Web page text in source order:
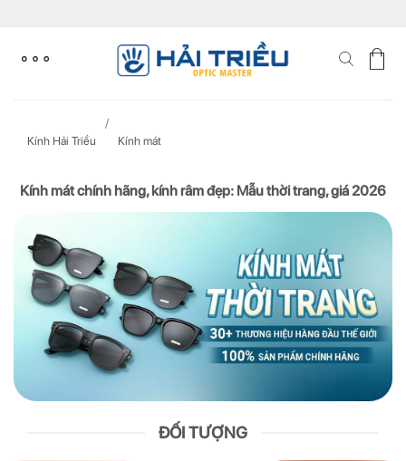
content
Kính Hải Triều Kính mát
Kính mát chính hãng, kính râm đẹp: Mẫu thời trang, giá 2026
ĐỐI TƯỢNG